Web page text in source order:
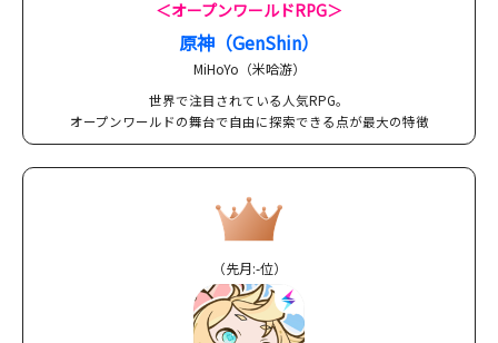
＜オープンワールドRPG＞
原神（GenShin）
MiHoYo（米哈游）
世界で注目されている人気RPG。
オープンワールドの舞台で自由に探索できる点が最大の特徴
（先月:-位）